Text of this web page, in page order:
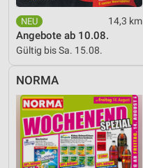
14,3 km
Angebote ab 10.08.
Gültig bis Sa. 15.08.
NORMA